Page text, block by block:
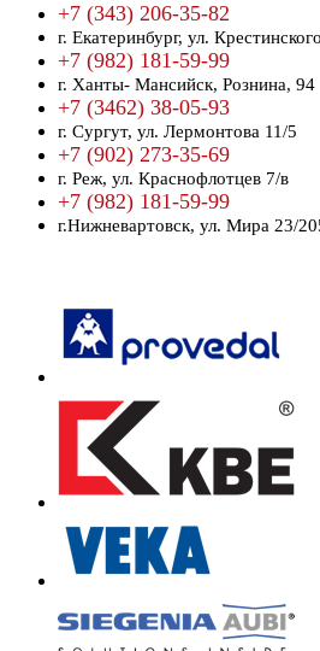
+7 (343) 206-35-82
г. Екатеринбург, ул.
+7 (982) 181-59-99
г. Ханты- Мансийск, Рознина, 94
+7 (3462) 38-05-93
г. Сургут, ул. Лермонтова 11/5
+7 (902) 273-35-69
г. Реж, ул. Краснофлотцев 7/в
+7 (982) 181-59-99
г.Нижневартовск, ул. Мира 23/